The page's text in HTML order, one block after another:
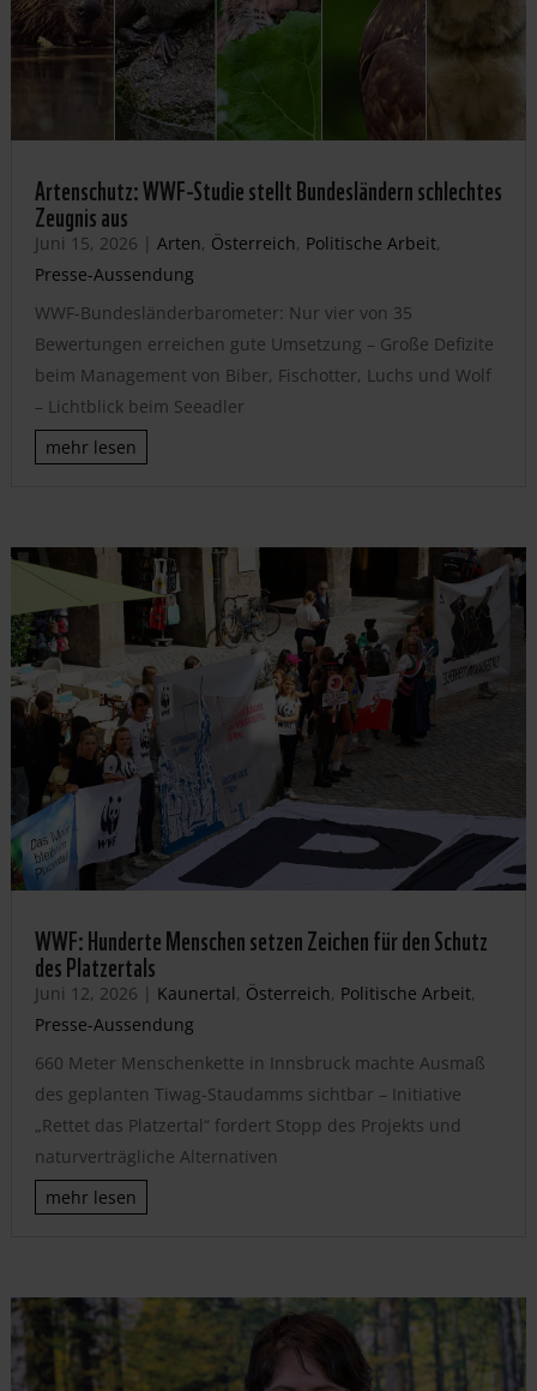
Artenschutz: WWF-Studie stellt Bundesländern schlechtes
Zeugnis aus
Juni 15, 2026 | Arten, Österreich, Politische Arbeit,
Presse-Aussendung
WWF-Bundesländerbarometer: Nur vier von 35
Bewertungen erreichen gute Umsetzung – Große Defizite
beim Management von Biber, Fischotter, Luchs und Wolf
– Lichtblick beim Seeadler
mehr lesen
WWF: Hunderte Menschen setzen Zeichen für den Schutz
des Platzertals
Juni 12, 2026 | Kaunertal, Österreich, Politische Arbeit,
Presse-Aussendung
660 Meter Menschenkette in Innsbruck machte Ausmaß
des geplanten Tiwag-Staudamms sichtbar – Initiative
„Rettet das Platzertal“ fordert Stopp des Projekts und
naturverträgliche Alternativen
mehr lesen